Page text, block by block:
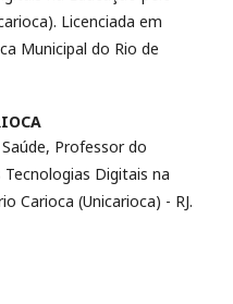
Licenciada em
Municipal do Rio de
Professor do
Digitais na
Carioca (Unicarioca) - RJ.